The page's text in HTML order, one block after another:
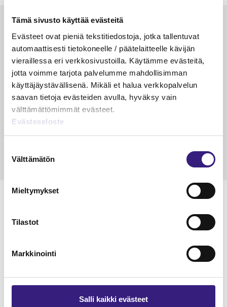
Tämä sivusto käyttää evästeitä
Evästeet ovat pieniä tekstitiedostoja, jotka tallentuvat
automaattisesti tietokoneelle / päätelaitteelle kävijän
vieraillessa eri verkkosivustoilla. Käytämme evästeitä,
jotta voimme tarjota palvelumme mahdollisimman
käyttäjäystävällisenä. Mikäli et halua verkkopalvelun
saavan tietoja evästeiden avulla, hyväksy vain
välttämättömimmät evästeet.
Evästeseloste
valinta
Välttämätön
Mieltymykset
Tilastot
Markkinointi
Salli kaikki evästeet
Luetuimmat
VEROTUS
Kulu­veloitukset arvon­lisä­
verotuksessa – omien kulujen
veloitus, kulujen edelleen­
veloitus ja läpi­laskutus
Petri Salomaa